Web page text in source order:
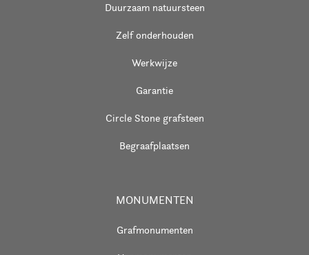
Duurzaam natuursteen
Zelf onderhouden
Werkwijze
Garantie
Circle Stone grafsteen
Begraafplaatsen
MONUMENTEN
Grafmonumenten